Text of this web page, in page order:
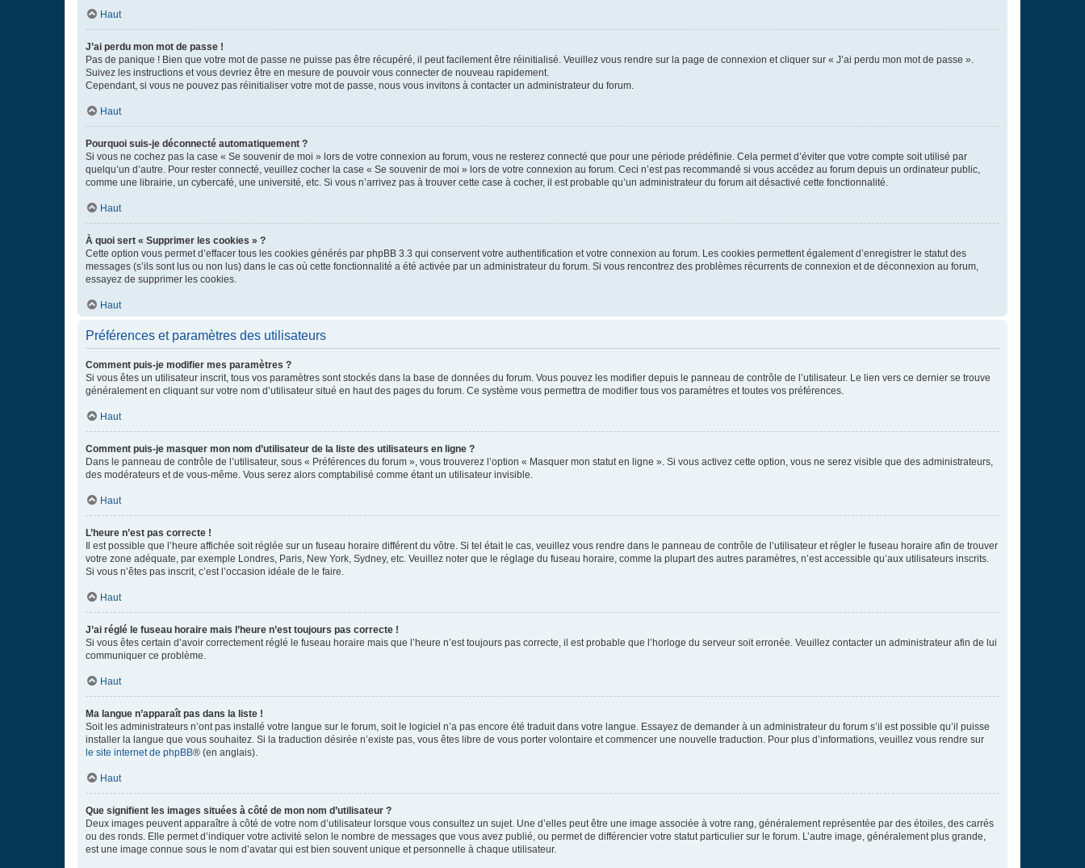
Haut
J’ai perdu mon mot de passe !
Pas de panique ! Bien que votre mot de passe ne puisse pas être récupéré, il peut facilement être réinitialisé. Veuillez vous rendre sur la page de connexion et cliquer sur « J’ai perdu mon mot de passe ».
Suivez les instructions et vous devriez être en mesure de pouvoir vous connecter de nouveau rapidement.
Cependant, si vous ne pouvez pas réinitialiser votre mot de passe, nous vous invitons à contacter un administrateur du forum.
Haut
Pourquoi suis-je déconnecté automatiquement ?
Si vous ne cochez pas la case « Se souvenir de moi » lors de votre connexion au forum, vous ne resterez connecté que pour une période prédéfinie. Cela permet d’éviter que votre compte soit utilisé par
quelqu’un d’autre. Pour rester connecté, veuillez cocher la case « Se souvenir de moi » lors de votre connexion au forum. Ceci n’est pas recommandé si vous accédez au forum depuis un ordinateur public,
comme une librairie, un cybercafé, une université, etc. Si vous n’arrivez pas à trouver cette case à cocher, il est probable qu’un administrateur du forum ait désactivé cette fonctionnalité.
Haut
À quoi sert « Supprimer les cookies » ?
Cette option vous permet d’effacer tous les cookies générés par phpBB 3.3 qui conservent votre authentification et votre connexion au forum. Les cookies permettent également d’enregistrer le statut des
messages (s’ils sont lus ou non lus) dans le cas où cette fonctionnalité a été activée par un administrateur du forum. Si vous rencontrez des problèmes récurrents de connexion et de déconnexion au forum,
essayez de supprimer les cookies.
Haut
Préférences et paramètres des utilisateurs
Comment puis-je modifier mes paramètres ?
Si vous êtes un utilisateur inscrit, tous vos paramètres sont stockés dans la base de données du forum. Vous pouvez les modifier depuis le panneau de contrôle de l’utilisateur. Le lien vers ce dernier se trouve
généralement en cliquant sur votre nom d’utilisateur situé en haut des pages du forum. Ce système vous permettra de modifier tous vos paramètres et toutes vos préférences.
Haut
Comment puis-je masquer mon nom d’utilisateur de la liste des utilisateurs en ligne ?
Dans le panneau de contrôle de l’utilisateur, sous « Préférences du forum », vous trouverez l’option « Masquer mon statut en ligne ». Si vous activez cette option, vous ne serez visible que des administrateurs,
des modérateurs et de vous-même. Vous serez alors comptabilisé comme étant un utilisateur invisible.
Haut
L’heure n’est pas correcte !
Il est possible que l’heure affichée soit réglée sur un fuseau horaire différent du vôtre. Si tel était le cas, veuillez vous rendre dans le panneau de contrôle de l’utilisateur et régler le fuseau horaire afin de trouver
votre zone adéquate, par exemple Londres, Paris, New York, Sydney, etc. Veuillez noter que le réglage du fuseau horaire, comme la plupart des autres paramètres, n’est accessible qu’aux utilisateurs inscrits.
Si vous n’êtes pas inscrit, c’est l’occasion idéale de le faire.
Haut
J’ai réglé le fuseau horaire mais l’heure n’est toujours pas correcte !
Si vous êtes certain d’avoir correctement réglé le fuseau horaire mais que l’heure n’est toujours pas correcte, il est probable que l’horloge du serveur soit erronée. Veuillez contacter un administrateur afin de lui
communiquer ce problème.
Haut
Ma langue n’apparaît pas dans la liste !
Soit les administrateurs n’ont pas installé votre langue sur le forum, soit le logiciel n’a pas encore été traduit dans votre langue. Essayez de demander à un administrateur du forum s’il est possible qu’il puisse
installer la langue que vous souhaitez. Si la traduction désirée n’existe pas, vous êtes libre de vous porter volontaire et commencer une nouvelle traduction. Pour plus d’informations, veuillez vous rendre sur
le site internet de phpBB® (en anglais).
Haut
Que signifient les images situées à côté de mon nom d’utilisateur ?
Deux images peuvent apparaître à côté de votre nom d’utilisateur lorsque vous consultez un sujet. Une d’elles peut être une image associée à votre rang, généralement représentée par des étoiles, des carrés
ou des ronds. Elle permet d’indiquer votre activité selon le nombre de messages que vous avez publié, ou permet de différencier votre statut particulier sur le forum. L’autre image, généralement plus grande,
est une image connue sous le nom d’avatar qui est bien souvent unique et personnelle à chaque utilisateur.